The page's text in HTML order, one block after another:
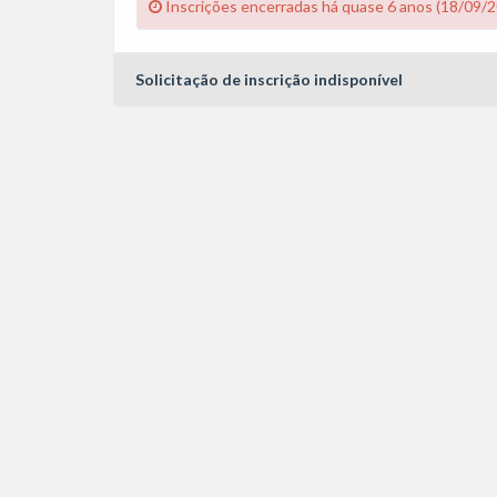
Inscrições encerradas há quase 6 anos (18/09/
Solicitação de inscrição indisponível